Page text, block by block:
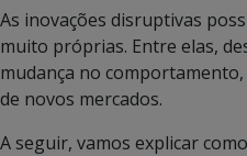
As inovações disruptivas
muito próprias. Entre elas,
mudança no
de novos mercados.
A seguir, vamos explicar